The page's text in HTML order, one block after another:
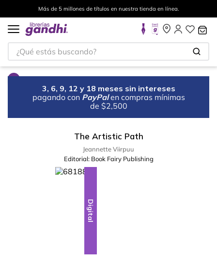
Más de 5 millones de títulos en nuestra tienda en línea.
¿Qué estás buscando?
3, 6, 9, 12 y 18 meses sin intereses
pagando con PayPal en compras mínimas
de $2,500
The Artistic Path
Jeannette Viirpuu
Editorial: Book Fairy Publishing
Digital